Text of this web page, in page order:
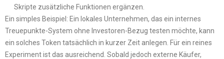
Skripte zusätzliche Funktionen ergänzen.
Ein simples Beispiel: Ein lokales Unternehmen, das ein internes
Treuepunkte-System ohne Investoren-Bezug testen möchte, kann
ein solches Token tatsächlich in kurzer Zeit anlegen. Für ein reines
Experiment ist das ausreichend. Sobald jedoch externe Käufer,